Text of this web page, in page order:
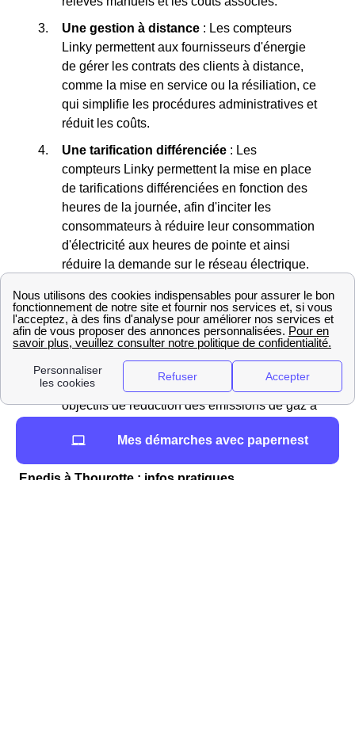
Une gestion à distance : Les compteurs
Linky permettent aux fournisseurs d'énergie
de gérer les contrats des clients à distance,
comme la mise en service ou la résiliation, ce
qui simplifie les procédures administratives et
réduit les coûts.
Une tarification différenciée : Les
compteurs Linky permettent la mise en place
de tarifications différenciées en fonction des
heures de la journée, afin d'inciter les
consommateurs à réduire leur consommation
d'électricité aux heures de pointe et ainsi
réduire la demande sur le réseau électrique.
Contribution à la transition énergétique:
Le compteur Linky contribue à la transition
énergétique en permettant une meilleure
gestion des réseaux électriques et en
favorisant l'utilisation d'énergies
renouvelables, ce qui est en ligne avec les
objectifs de réduction des émissions de gaz à
énergies renouvelables.
Enedis à Thourotte : infos pratiques
Mes démarches avec papernest